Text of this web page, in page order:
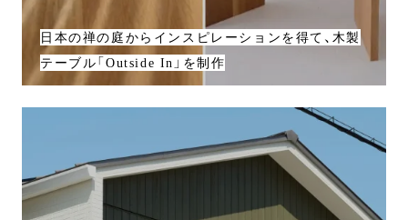
日本の禅の庭からインスピレーションを得て、木製
テーブル「Outside In」を制作